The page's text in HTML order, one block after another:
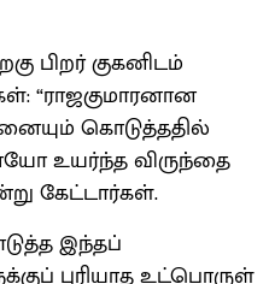
பிறர் குகனிடம்
“ராஜகுமாரனான
கொடுத்ததில்
உயர்ந்த விருந்தை
கேட்டார்கள்.
இந்தப்
புரியாத உட்பொருள்